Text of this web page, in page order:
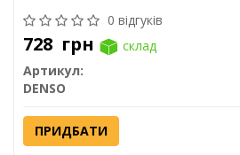
0 відгуків
728 грн
склад
Артикул:
DENSO
ПРИДБАТИ